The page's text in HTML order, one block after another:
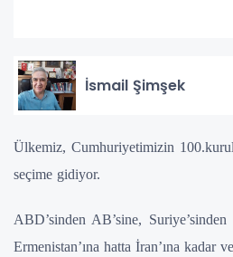
İsmail Şimşek
Ülkemiz, Cumhuriyetimizin
seçime gidiyor.
ABD’sinden AB’sine, Suriye’sinden
Ermenistan’ına hatta İran’ına kadar